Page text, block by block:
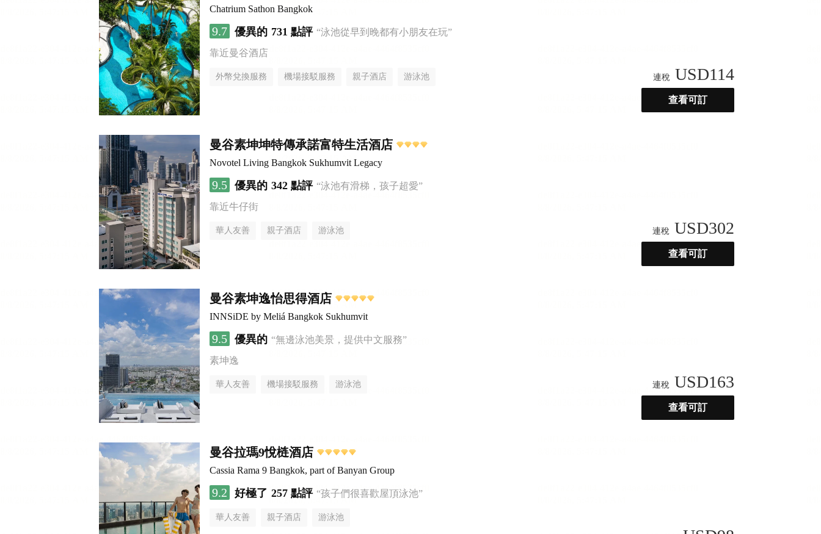
Chatrium Sathon Bangkok
9.7 優異的 731 點評 “泳池從早到晚都有小朋友在玩”
靠近曼谷酒店
外幣兌換服務 機場接駁服務 親子酒店 游泳池 連稅 USD114
查看可訂
曼谷素坤坤特傳承諾富特生活酒店
Novotel Living Bangkok Sukhumvit Legacy
9.5 優異的 342 點評 “泳池有滑梯，孩子超愛”
靠近牛仔街
華人友善 親子酒店 游泳池 連稅 USD302
查看可訂
曼谷素坤逸怡思得酒店
INNSiDE by Meliá Bangkok Sukhumvit
9.5 優異的 “無邊泳池美景，提供中文服務”
素坤逸
華人友善 機場接駁服務 游泳池 連稅 USD163
查看可訂
曼谷拉瑪9悅梿酒店
Cassia Rama 9 Bangkok, part of Banyan Group
9.2 好極了 257 點評 “孩子們很喜歡屋頂泳池”
華人友善 親子酒店 游泳池